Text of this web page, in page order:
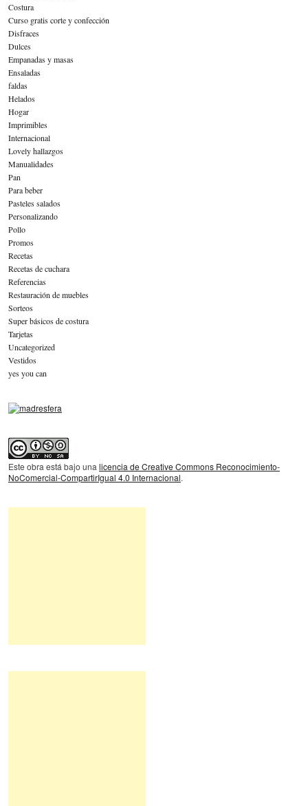
Costura
Curso gratis corte y confección
Disfraces
Dulces
Empanadas y masas
Ensaladas
faldas
Helados
Hogar
Imprimibles
Internacional
Lovely hallazgos
Manualidades
Pan
Para beber
Pasteles salados
Personalizando
Pollo
Promos
Recetas
Recetas de cuchara
Referencias
Restauración de muebles
Sorteos
Super básicos de costura
Tarjetas
Uncategorized
Vestidos
yes you can
Este obra está bajo una licencia de Creative Commons Reconocimiento-
NoComercial-CompartirIgual 4.0 Internacional.